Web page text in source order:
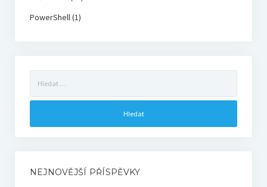
PowerShell(1)
NEJNOVĚJŠÍ PŘÍSPĚVKY